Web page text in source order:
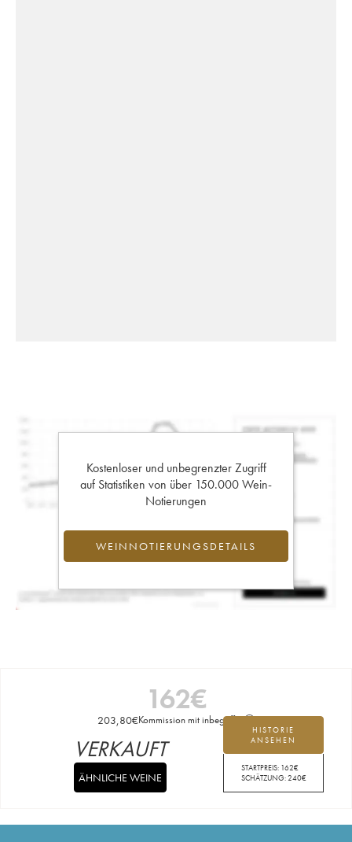
Kostenloser und unbegrenzter Zugriff
auf Statistiken von über 150.000 Wein-
Notierungen
WEINNOTIERUNGSDETAILS
162€
203,80€Kommission mit inbegriffen
HISTORIE
ANSEHEN
STARTPREIS: 162€
SCHÄTZUNG:240€
VERKAUFT
ÄHNLICHE WEINE